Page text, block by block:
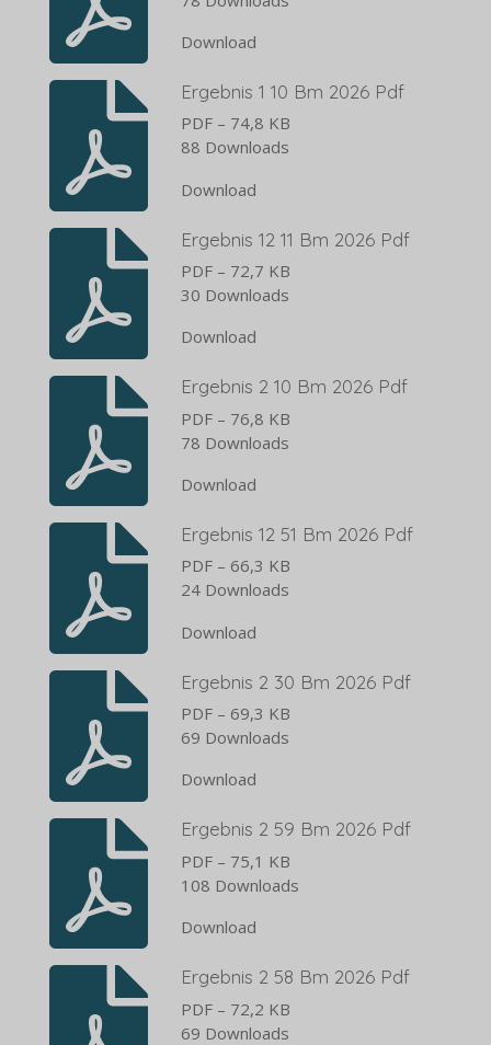
Download
Ergebnis 1 10 Bm 2026 Pdf
PDF – 74,8 KB
88 Downloads
Download
Ergebnis 12 11 Bm 2026 Pdf
PDF – 72,7 KB
30 Downloads
Download
Ergebnis 2 10 Bm 2026 Pdf
PDF – 76,8 KB
78 Downloads
Download
Ergebnis 12 51 Bm 2026 Pdf
PDF – 66,3 KB
24 Downloads
Download
Ergebnis 2 30 Bm 2026 Pdf
PDF – 69,3 KB
69 Downloads
Download
Ergebnis 2 59 Bm 2026 Pdf
PDF – 75,1 KB
108 Downloads
Download
Ergebnis 2 58 Bm 2026 Pdf
PDF – 72,2 KB
69 Downloads